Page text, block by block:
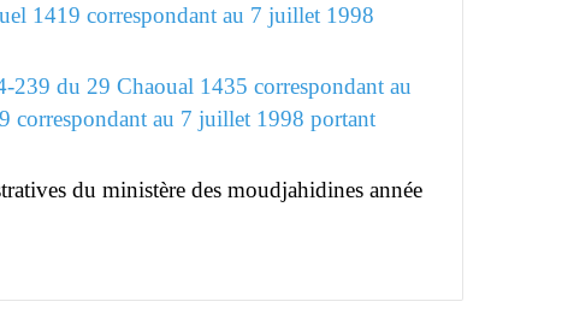
1419 correspondant au 7 juillet 1998
239 du 29 Chaoual 1435 correspondant au
correspondant au 7 juillet 1998 portant
du ministère des moudjahidines année